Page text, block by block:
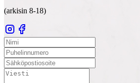
(arkisin 8-18)